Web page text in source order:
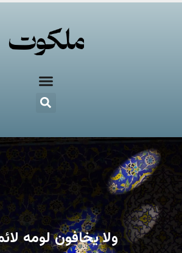
ولا یخافون لومه